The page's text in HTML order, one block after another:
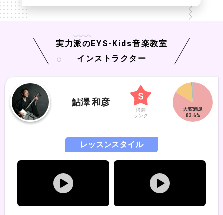
実力派のEYS-Kids音楽教室
インストラクター
鮎澤 和彦
講師
ランク
レッスンスタイル